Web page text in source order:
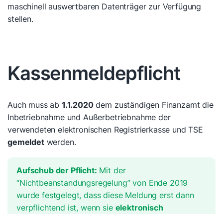
maschinell auswertbaren Datenträger zur Verfügung
stellen.
Kassenmeldepflicht
Auch muss ab 1.1.2020dem zuständigen Finanzamt die
Inbetriebnahme und Außerbetriebnahme der
verwendeten elektronischen Registrierkasse und TSE
gemeldetwerden.
Aufschub der Pflicht: Mit der
“Nichtbeanstandungsregelung” von Ende 2019
wurde festgelegt, dass diese Meldung erst dann
verpflichtend ist, wenn sie elektronisch